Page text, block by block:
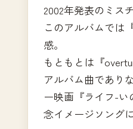
2002年発表のミス
このアルバムでは
感。
もともとは『
アルバム曲であり
ー映画『ライフ-い
念イメージソング